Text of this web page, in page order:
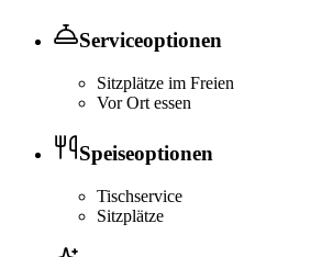
Serviceoptionen
Sitzplätze im Freien
Vor Ort essen
Speiseoptionen
Tischservice
Sitzplätze